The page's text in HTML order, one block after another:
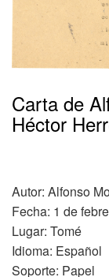
Carta de
Héctor
Autor: Alfonso
Fecha: 1 de
Lugar: Tomé
Idioma: Español
Soporte: Papel